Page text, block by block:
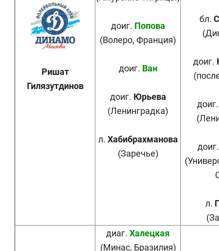
Ришат
Гилязутдинов
доиг. Попова
(Волеро, Франция)
доиг. Ван
доиг. Юрьева
(Ленинградка)
л. Хабибрахманова
(Заречье)
бл.
доиг.
л.
диаг. Халецкая
(Минас, Бразилия)